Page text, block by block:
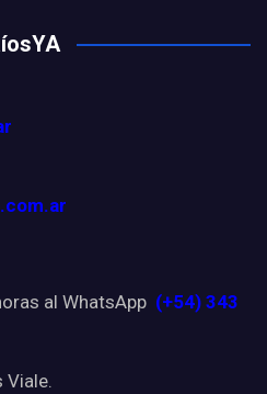
al WhatsApp (+54) 343
Viale.